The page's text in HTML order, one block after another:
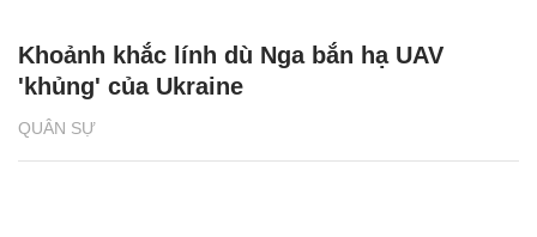
QUÂN SỰ
Khoảnh khắc lính dù Nga bắn hạ UAV
'khủng' của Ukraine